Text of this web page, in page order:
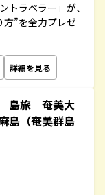
トラベラー」が、
方”を全力プレゼ
詳細を見る
島旅 奄美大
（奄美群島